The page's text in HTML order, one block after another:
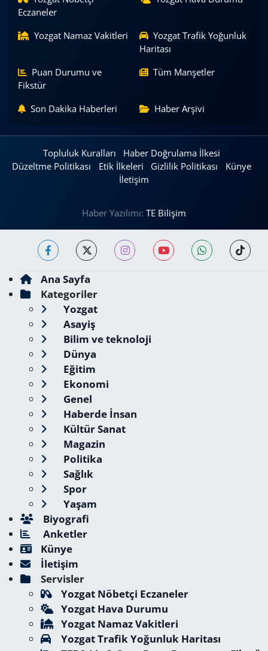
Eczaneler
Yozgat Namaz Vakitleri
Yozgat Trafik Yoğunluk
Haritası
Puan Durumu ve
Fikstür
Tüm Manşetler
Son Dakika Haberleri Haber Arşivi
Topluluk Kuralları
Haber Doğrulama İlkesi
Düzeltme Politikası
Etik İlkeleri Gizlilik Politikası
Künye
İletişim
Haber Yazılımı: TE Bilişim
Ana Sayfa
Kategoriler
Yozgat
Asayiş
Bilim ve teknoloji
Dünya
Eğitim
Ekonomi
Genel
Haberde İnsan
Kültür Sanat
Magazin
Politika
Sağlık
Spor
Yaşam
Biyografi
Anketler
Künye
İletişim
Servisler
Yozgat Nöbetçi Eczaneler
Yozgat Hava Durumu
Yozgat Namaz Vakitleri
Yozgat Trafik Yoğunluk Haritası